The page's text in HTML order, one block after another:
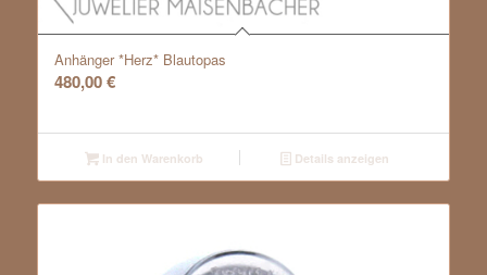
Anhänger *Herz* Blautopas
480,00€
In den Warenkorb Details anzeigen